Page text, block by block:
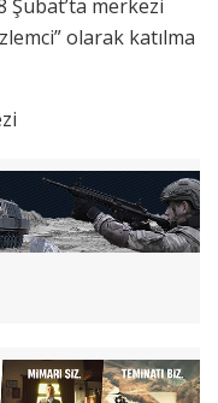
Şubat’ta merkezi
olarak katılma